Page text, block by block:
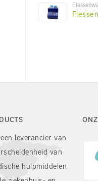
leverancier van
van
hulpmiddelen